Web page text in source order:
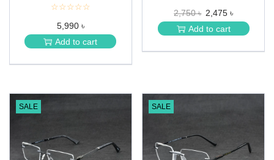
☆☆☆☆☆
★
★
★
★
5,990 ৳
Add to cart
★
★
★
2,750 ৳ 2,475 ৳
Add to cart
SALE SALE